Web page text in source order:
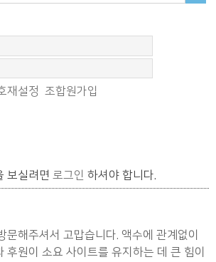
재설정 조합원가입
보실려면 로그인 하셔야 합니다.
문해주셔서 고맙습니다. 액수에 관계없이
후원이 소요 사이트를 유지하는 데 큰 힘이